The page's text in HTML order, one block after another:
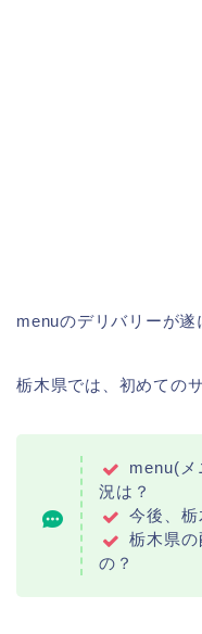
menuのデリバリーが遂
栃木県では、初めての
menu(メ
況は？
今後、栃
栃木県
の？